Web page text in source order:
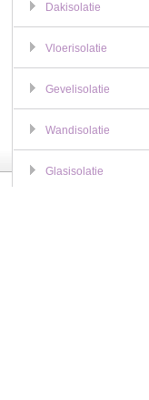
Dakisolatie
Vloerisolatie
Gevelisolatie
Wandisolatie
Glasisolatie